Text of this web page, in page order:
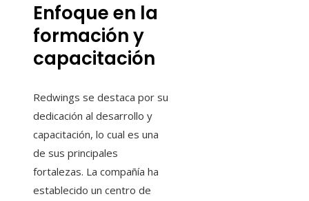
Enfoque en la
formación y
capacitación
Redwings se destaca por su
dedicación al desarrollo y
capacitación, lo cual es una
de sus principales
fortalezas. La compañía ha
establecido un centro de